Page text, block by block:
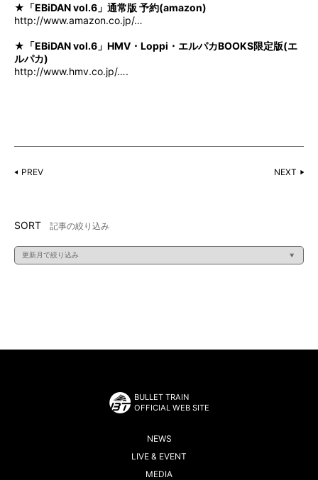
★「EBiDAN vol.6」通常版 予約(amazon)
http://www.amazon.co.jp/…
★「EBiDAN vol.6」HMV・Loppi・エルパカBOOKS限定版(エ
ルパカ)
http://www.hmv.co.jp/….
PREV NEXT
SORT 記事の絞り込み
BULLET TRAIN
OFFICIAL WEB SITE
NEWS
LIVE & EVENT
MEDIA